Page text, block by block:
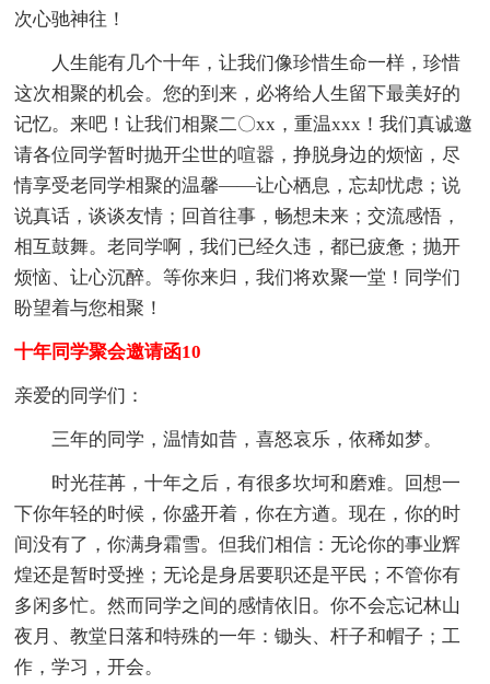
次心驰神往！
人生能有几个十年，让我们像珍惜生命一样，珍惜
这次相聚的机会。您的到来，必将给人生留下最美好的
记忆。来吧！让我们相聚二〇xx，重温xxx！我们真诚邀
请各位同学暂时抛开尘世的喧嚣，挣脱身边的烦恼，尽
情享受老同学相聚的温馨——让心栖息，忘却忧虑；说
说真话，谈谈友情；回首往事，畅想未来；交流感悟，
相互鼓舞。老同学啊，我们已经久违，都已疲惫；抛开
烦恼、让心沉醉。等你来归，我们将欢聚一堂！同学们
盼望着与您相聚！
十年同学聚会邀请函10
亲爱的同学们：
三年的同学，温情如昔，喜怒哀乐，依稀如梦。
时光荏苒，十年之后，有很多坎坷和磨难。回想一
下你年轻的时候，你盛开着，你在方遒。现在，你的时
间没有了，你满身霜雪。但我们相信：无论你的事业辉
煌还是暂时受挫；无论是身居要职还是平民；不管你有
多闲多忙。然而同学之间的感情依旧。你不会忘记林山
夜月、教堂日落和特殊的一年：锄头、杆子和帽子；工
作，学习，开会。